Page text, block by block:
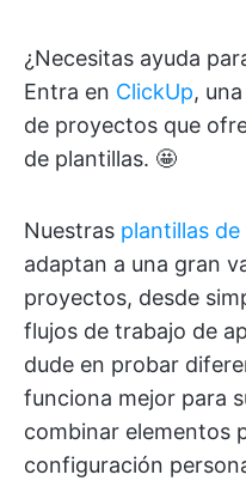
¿Necesitas ayuda
Entra en ClickUp,
de proyectos que
de plantillas. 🤩
Nuestras plantillas
adaptan a una gran
proyectos, desde
flujos de trabajo de
dude en probar
funciona mejor para
combinar elementos
configuración